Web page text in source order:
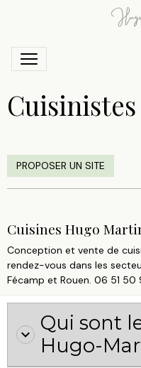
PROPOSER UN SITE
Cuisines Hugo
Conception et vente de
rendez-vous dans les
Fécamp et Rouen. 06 51 50
Qui sont
Hugo-